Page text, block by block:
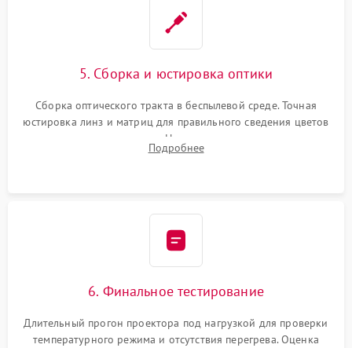
5. Сборка и юстировка оптики
Сборка оптического тракта в беспылевой среде. Точная
юстировка линз и матриц для правильного сведения цветов
и устранения размытия. Надежное подключение всех
шлейфов, установка датчиков и закрытие корпуса
Подробнее
6. Финальное тестирование
Длительный прогон проектора под нагрузкой для проверки
температурного режима и отсутствия перегрева. Оценка